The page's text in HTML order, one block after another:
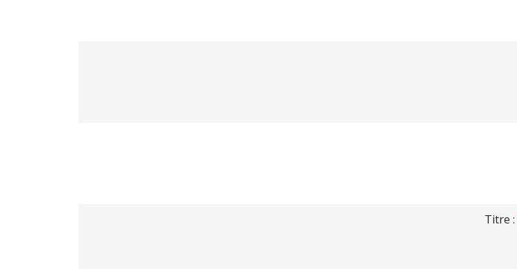
Titre :